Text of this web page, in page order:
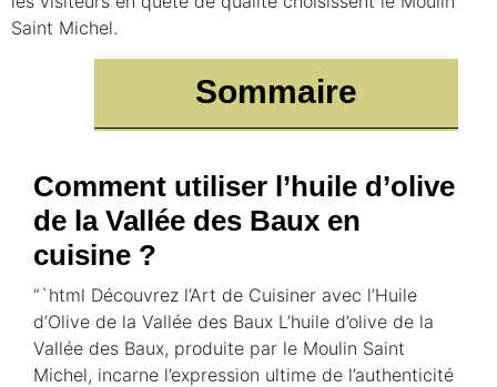
Saint Michel.
Sommaire
Comment utiliser l’huile d’olive
de la Vallée des Baux en
cuisine ?
“`html Découvrez l’Art de Cuisiner avec l’Huile
d’Olive de la Vallée des Baux L’huile d’olive de la
Vallée des Baux, produite par le Moulin Saint
Michel, incarne l’expression ultime de l’authenticité